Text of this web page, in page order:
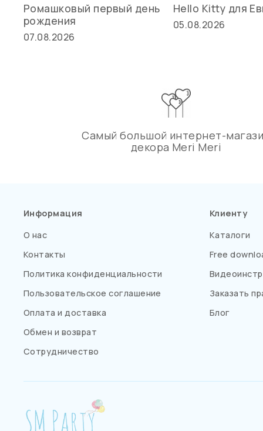
Ромашковый первый день
рождения
07.08.2026
Hello Kitty для
05.08.2026
Самый большой интернет-
декора Meri Meri
Информация
О нас
Контакты
Политика конфиденциальности
Пользовательское соглашение
Оплата и доставка
Обмен и возврат
Сотрудничество
Клиенту
Каталоги
Free
Заказать
Блог